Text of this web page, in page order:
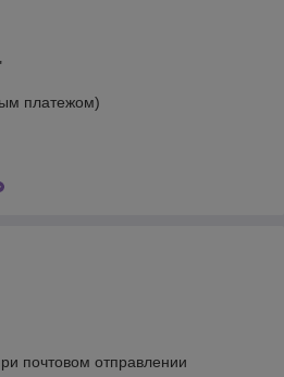
платежом)
почтовом отправлении